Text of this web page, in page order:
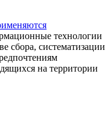
технологии
сбора, систематизации
на территории